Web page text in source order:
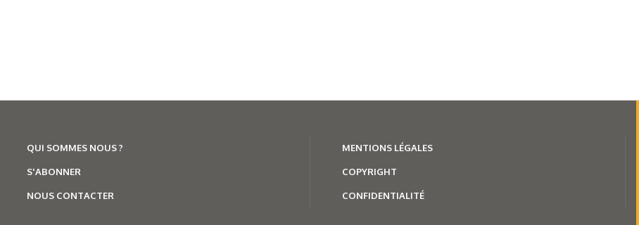
QUI SOMMES NOUS ?
S'ABONNER
NOUS CONTACTER
MENTIONS LÉGALES
COPYRIGHT
CONFIDENTIALITÉ